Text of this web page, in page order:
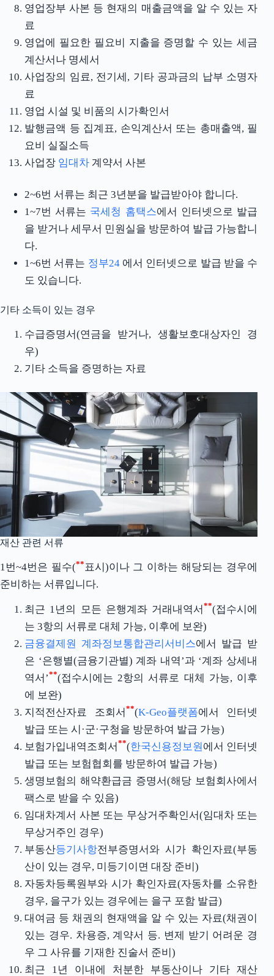
영업장부 사본 등 현재의 매출금액을 알 수 있는 자
료
영업에 필요한 필요비 지출을 증명할 수 있는 세금
계산서나 명세서
사업장의 임료, 전기세, 기타 공과금의 납부 소명자
료
영업 시설 및 비품의 시가확인서
발행금액 등 집계표, 손익계산서 또는 총매출액, 필
요비 실질소득
사업장 임대차 계약서 사본
2~6번 서류는 최근 3년분을 발급받아야 합니다.
1~7번 서류는 국세청 홈택스에서 인터넷으로 발급
을 받거나 세무서 민원실을 방문하여 발급 가능합니
다.
1~6번 서류는 정부24에서 인터넷으로 발급 받을 수
도 있습니다.
기타 소득이 있는 경우
수급증명서(연금을 받거나, 생활보호대상자인 경
우)
기타 소득을 증명하는 자료
재산 관련 서류
1번~4번은 필수(**표시)이나 그 이하는 해당되는 경우에
준비하는 서류입니다.
최근 1년의 모든 은행계좌 거래내역서**(접수시에
는 3항의 서류로 대체 가능, 이후에 보완)
금융결제원 계좌정보통합관리서비스에서 발급 받
은 ‘은행별(금융기관별) 계좌 내역’과 ‘계좌 상세내
역서’**(접수시에는 2항의 서류로 대체 가능, 이후
에 보완)
지적전산자료 조회서 **(K-Geo플랫폼에서 인터넷
발급 또는 시·군·구청을 방문하여 발급 가능)
보험가입내역조회서 **(한국신용정보원 에서 인터넷
발급 또는 보험협회를 방문하여 발급 가능)
생명보험의 해약환급금 증명서(해당 보험회사에서
팩스로 받을 수 있음)
임대차계서 사본 또는 무상거주확인서(임대차 또는
무상거주인 경우)
부동산등기사항전부증명서와 시가 확인자료(부동
산이 있는 경우, 미등기이면 대장 준비)
자동차등록원부와 시가 확인자료(자동차를 소유한
경우, 을구가 있는 경우에는 을구 포함 발급)
대여금 등 채권의 현재액을 알 수 있는 자료(채권이
있는 경우. 차용증, 계약서 등. 변제 받기 어려운 경
우 그 사유를 기재한 진술서 준비)
최근 1년 이내에 처분한 부동산이나 기타 재산